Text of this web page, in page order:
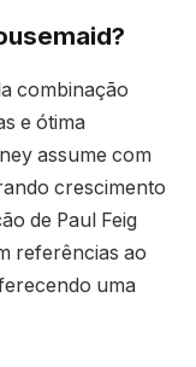
combinação
e ótima
assume com
crescimento
de Paul Feig
referências ao
uma